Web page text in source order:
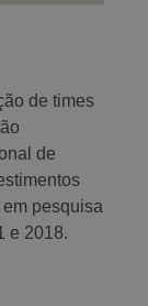
de times
de
pesquisa
e 2018.